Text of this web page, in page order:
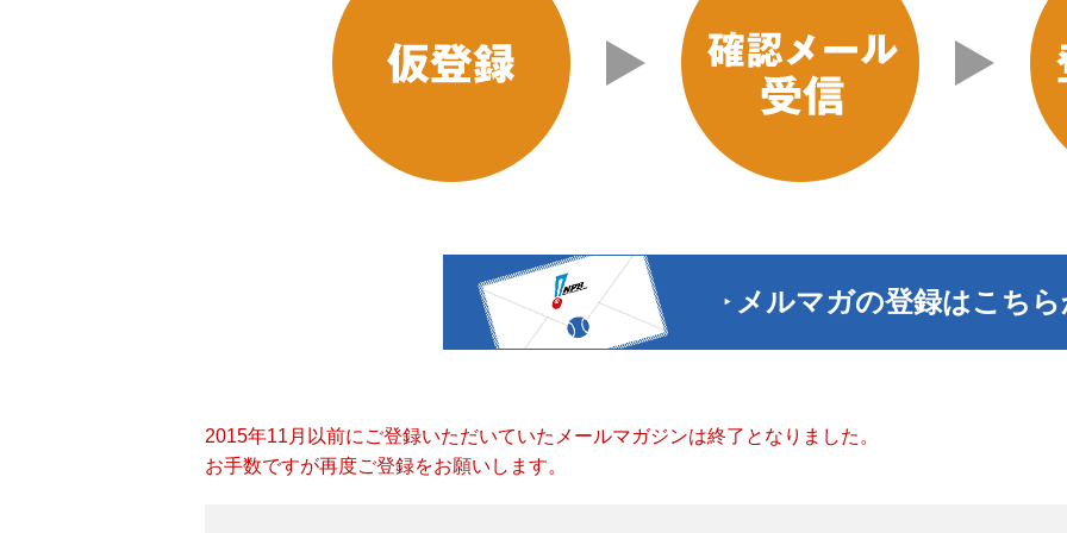
メルマガの登録はこち
2015年11月以前にご登録いただいていたメールマガジンは終了となりました。
お手数ですが再度ご登録をお願いします。